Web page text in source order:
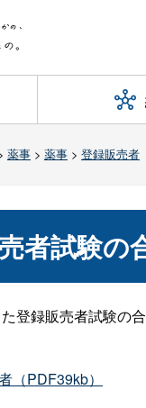
薬事 > 薬事 > 登録販売者
者試験の
登録販売者試験の
（PDF39kb）